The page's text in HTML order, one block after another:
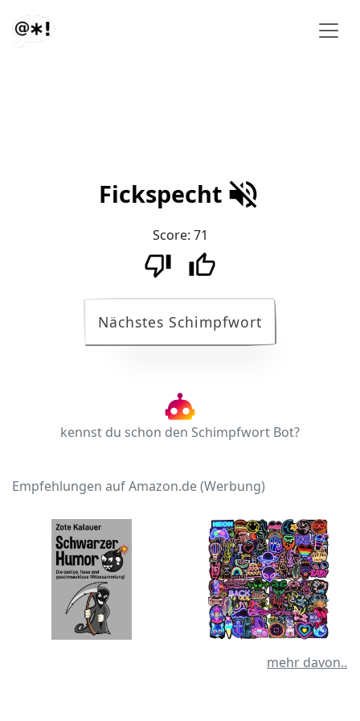
Fickspecht
Score: 71
Nächstes Schimpfwort
kennst du schon den Schimpfwort Bot?
Empfehlungen auf Amazon.de (Werbung)
mehr davon..